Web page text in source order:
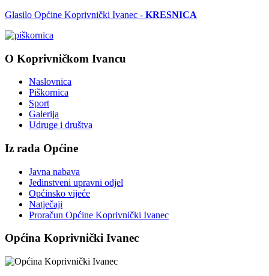
Glasilo Općine Koprivnički Ivanec - KRESNICA
O Koprivničkom Ivancu
Naslovnica
Piškornica
Sport
Galerija
Udruge i društva
Iz rada Općine
Javna nabava
Jedinstveni upravni odjel
Općinsko vijeće
Natječaji
Proračun Općine Koprivnički Ivanec
Općina Koprivnički Ivanec